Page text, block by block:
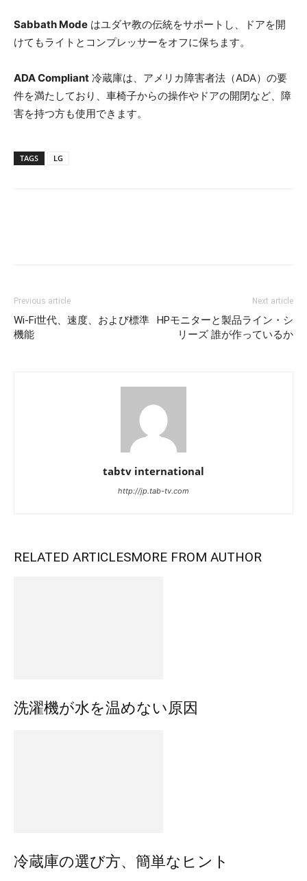
Sabbath Mode はユダヤ教の伝統をサポートし、ドアを開
けてもライトとコンプレッサーをオフに保ちます。
ADA Compliant 冷蔵庫は、アメリカ障害者法（ADA）の要
件を満たしており、車椅子からの操作やドアの開閉など、障
害を持つ方も使用できます。
TAGS LG
Previous article
Wi-Fi世代、速度、および標準
機能
Next article
HPモニターと製品ライン・シ
リーズ 誰が作っているか
tabtv international
http://jp.tab-tv.com
RELATED ARTICLESMORE FROM AUTHOR
洗濯機が水を温めない原因
冷蔵庫の選び方、簡単なヒント